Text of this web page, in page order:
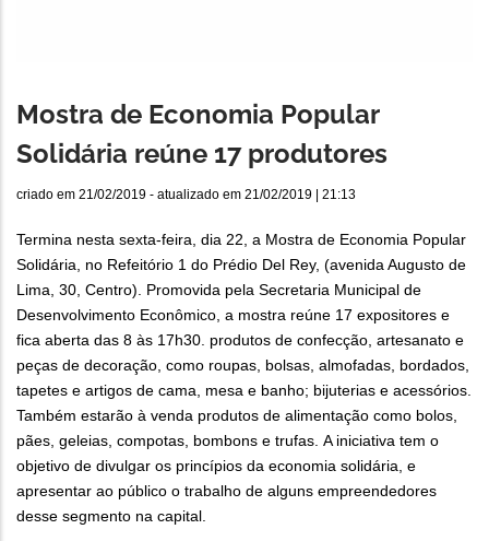
Mostra de Economia Popular
Solidária reúne 17 produtores
criado em 21/02/2019 - atualizado em 21/02/2019 | 21:13
Termina nesta sexta-feira, dia 22, a Mostra de Economia Popular
Solidária, no Refeitório 1 do Prédio Del Rey, (avenida Augusto de
Lima, 30, Centro). Promovida pela Secretaria Municipal de
Desenvolvimento Econômico, a mostra reúne 17 expositores e
fica aberta das 8 às 17h30. produtos de confecção, artesanato e
peças de decoração, como roupas, bolsas, almofadas, bordados,
tapetes e artigos de cama, mesa e banho; bijuterias e acessórios.
Também estarão à venda produtos de alimentação como bolos,
pães, geleias, compotas, bombons e trufas. A iniciativa tem o
objetivo de divulgar os princípios da economia solidária, e
apresentar ao público o trabalho de alguns empreendedores
desse segmento na capital.